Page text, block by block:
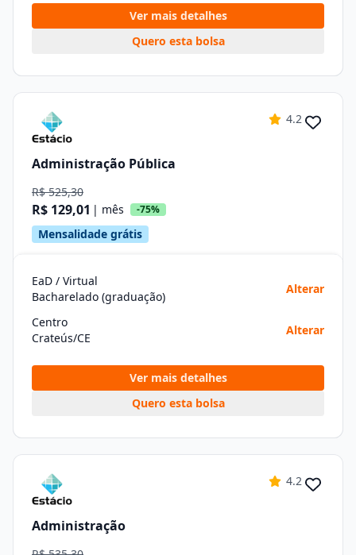
Ver mais detalhes
Quero esta bolsa
4.2
Administração Pública
R$ 525,30
R$ 129,01 | mês -75%
Mensalidade grátis
EaD / Virtual
Bacharelado (graduação)
Alterar
Centro
Crateús/CE
Alterar
Ver mais detalhes
Quero esta bolsa
4.2
Administração